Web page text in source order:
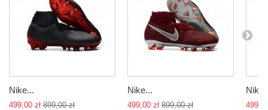
Nike...
499,00 zł 899,00 zł
Nike...
499,00 zł 899,00 zł